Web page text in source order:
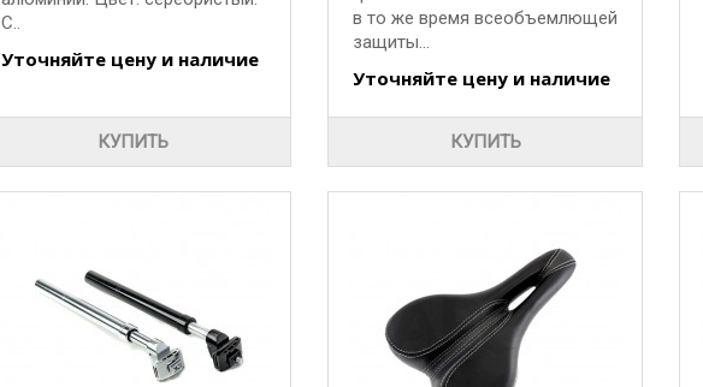
С..
Уточняйте цену и наличие
КУПИТЬ
в то же время всеобъемлющей
защиты...
Уточняйте цену и наличие
КУПИТЬ